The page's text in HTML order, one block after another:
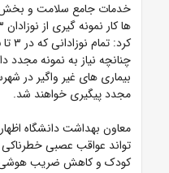
خدمات جامع سلامت و بخش
چنانچه نیاز به نمونه مجدد
بیماری های غیر واگیر در
مجدد پیگیری خواهند شد.
معاون بهداشت دانشگاه
تواند عواقب عصبی
کودک و کاهش ضریب